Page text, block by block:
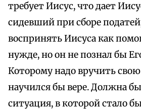
требует Иисус, что дает
сидевший при сборе
воспринять Иисуса как
нужде, но он не познал бы
Которому надо вручить
научился бы вере. Должна
ситуация, в которой стало